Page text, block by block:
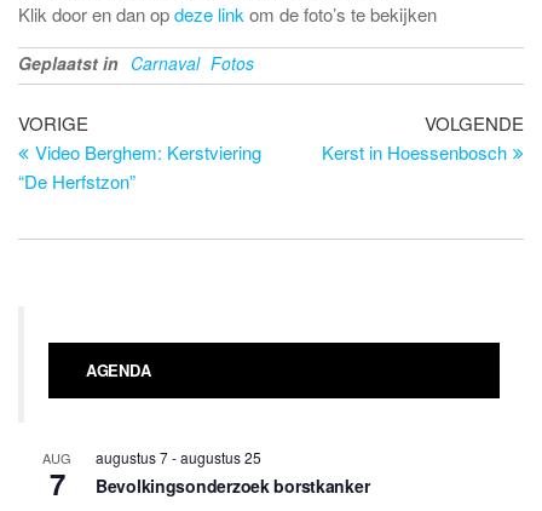
Klik door en dan opdeze link om de foto’s te bekijken
Geplaatst in Carnaval Fotos
Bericht
navigatie
Vorig
bericht
VORIGE
Video Berghem: Kerstviering
“De Herfstzon”
VOLGENDE
Kerst in Hoessenbosch
AGENDA
AUG
7
augustus 7-augustus 25
Bevolkingsonderzoek borstkanker